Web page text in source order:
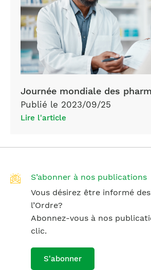
Journée mondiale des
Publié le 2023/09/25
Lire l'article
S’abonner à nos publications
Vous désirez être informé
l’Ordre?
Abonnez-vous à nos
clic.
S'abonner